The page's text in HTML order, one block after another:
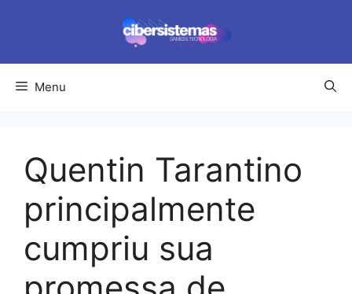
conteúdo
Menu
Quentin Tarantino
principalmente
cumpriu sua